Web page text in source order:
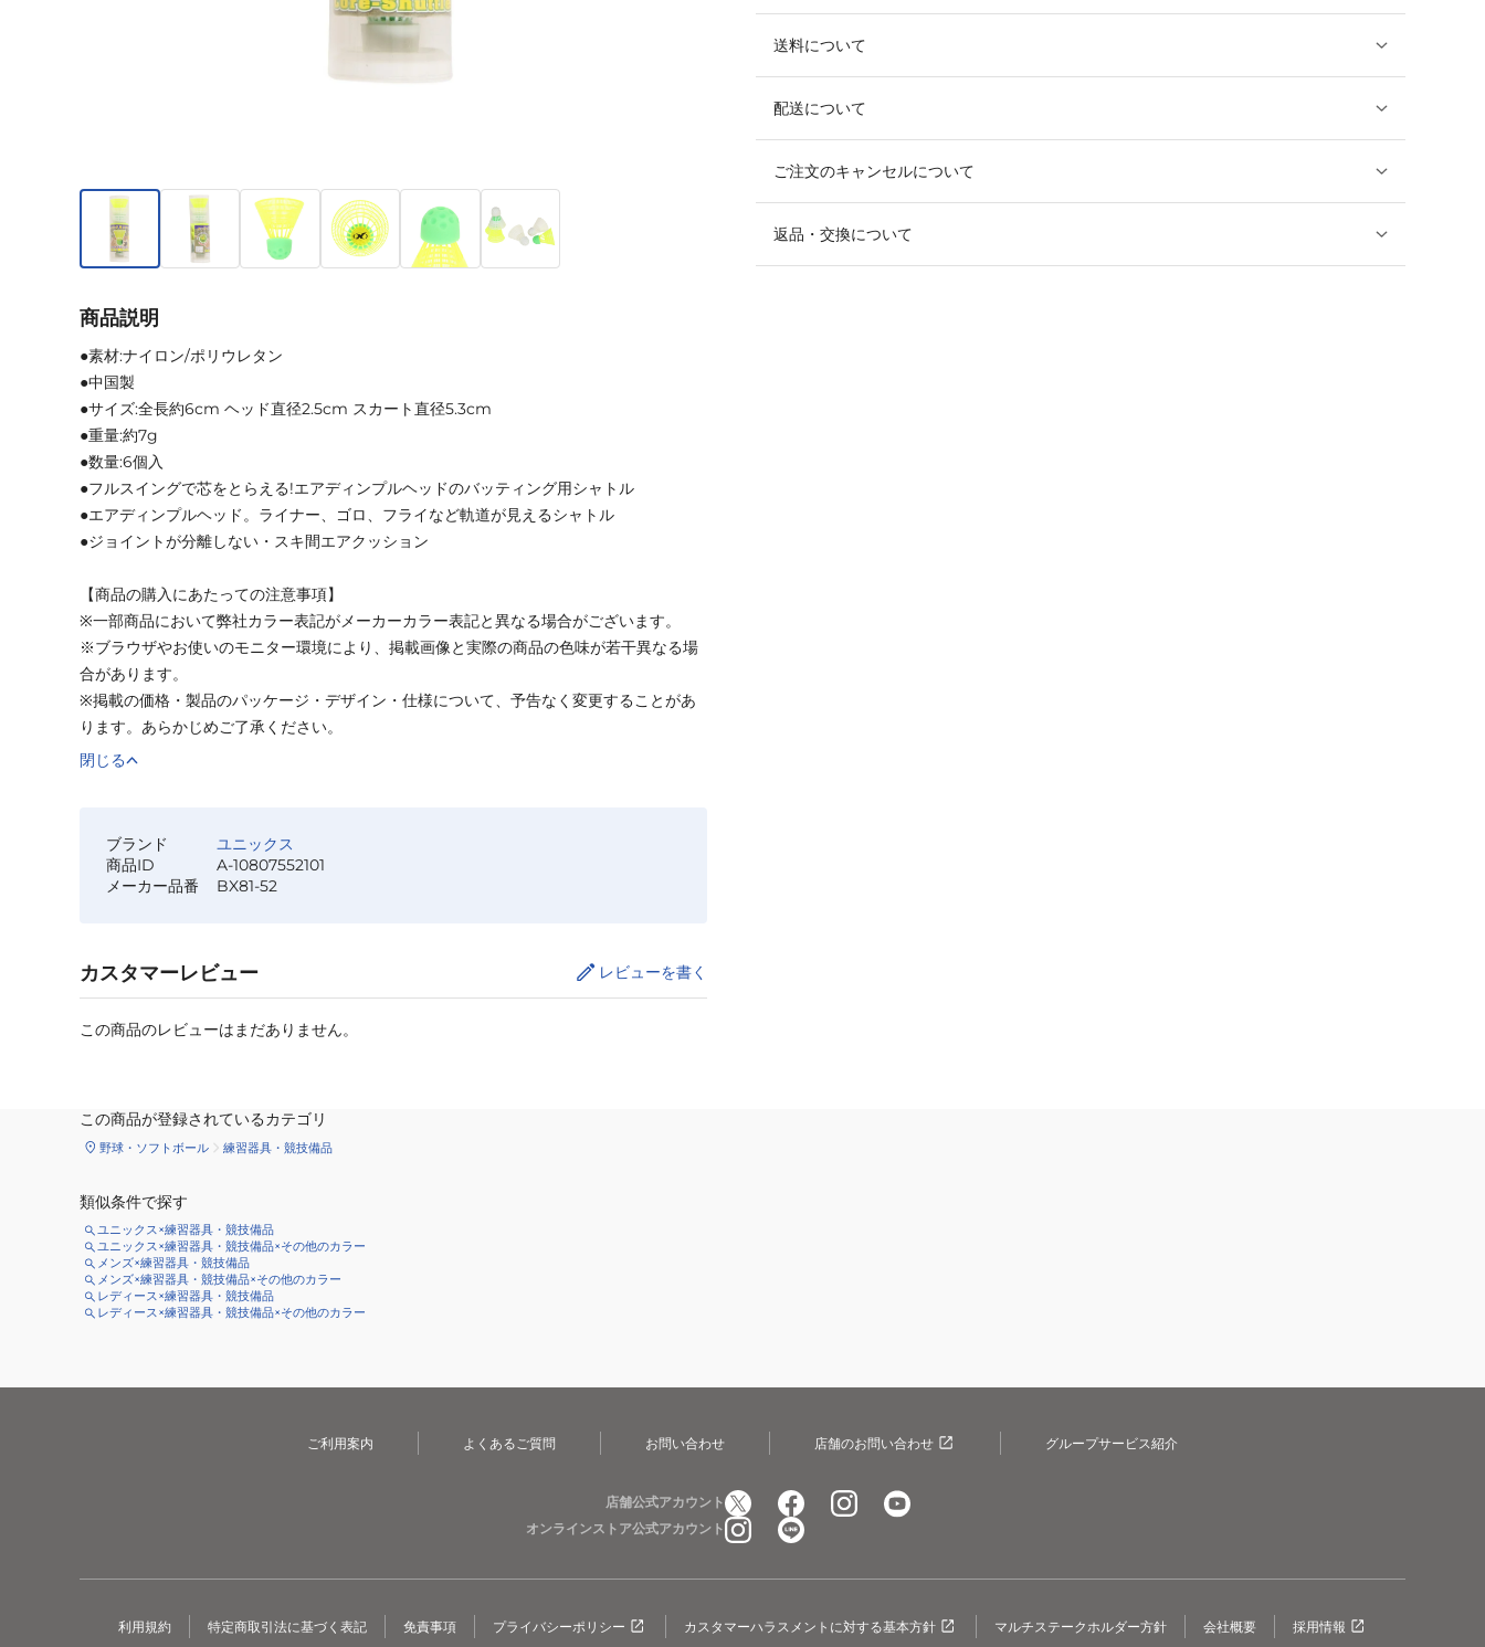
送料について
配送について
ご注文のキャンセルについて
返品・交換について
商品説明
●素材:ナイロン/ポリウレタン
●中国製
●サイズ:全長約6cm ヘッド直径2.5cm スカート直径5.3cm
●重量:約7g
●数量:6個入
●フルスイングで芯をとらえる!エアディンプルヘッドのバッティング用シャトル
●エアディンプルヘッド。ライナー、ゴロ、フライなど軌道が見えるシャトル
●ジョイントが分離しない・スキ間エアクッション
【商品の購入にあたっての注意事項】
※一部商品において弊社カラー表記がメーカーカラー表記と異なる場合がございます。
※ブラウザやお使いのモニター環境により、掲載画像と実際の商品の色味が若干異なる場
合があります。
※掲載の価格・製品のパッケージ・デザイン・仕様について、予告なく変更することがあ
ります。あらかじめご了承ください。
閉じる
ブランド
ユニックス
商品ID
A-10807552101
メーカー品番
BX81-52
カスタマーレビュー レビューを書く
この商品のレビューはまだありません。
この商品が登録されているカテゴリ
野球・ソフトボール 練習器具・競技備品
類似条件で探す
ユニックス×練習器具・競技備品
ユニックス×練習器具・競技備品×その他のカラー
メンズ×練習器具・競技備品
メンズ×練習器具・競技備品×その他のカラー
レディース×練習器具・競技備品
レディース×練習器具・競技備品×その他のカラー
ご利用案内 よくあるご質問 お問い合わせ 店舗のお問い合わせ グループサービス紹介
店舗公式アカウント
オンラインストア公式アカウント
利用規約 特定商取引法に基づく表記 免責事項 プライバシーポリシー カスタマーハラスメントに対する基本方針 マルチステークホルダー方針 会社概要 採用情報